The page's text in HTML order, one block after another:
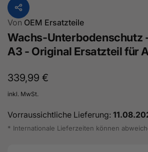
Von OEM Ersatzteile
Wachs-Unterbodenschutz
A3 - Original Ersatzteil für
Normaler
Preis
339,99 €
inkl. MwSt.
Vorraussichtliche Lieferung:
* Internationale Lieferzeiten können